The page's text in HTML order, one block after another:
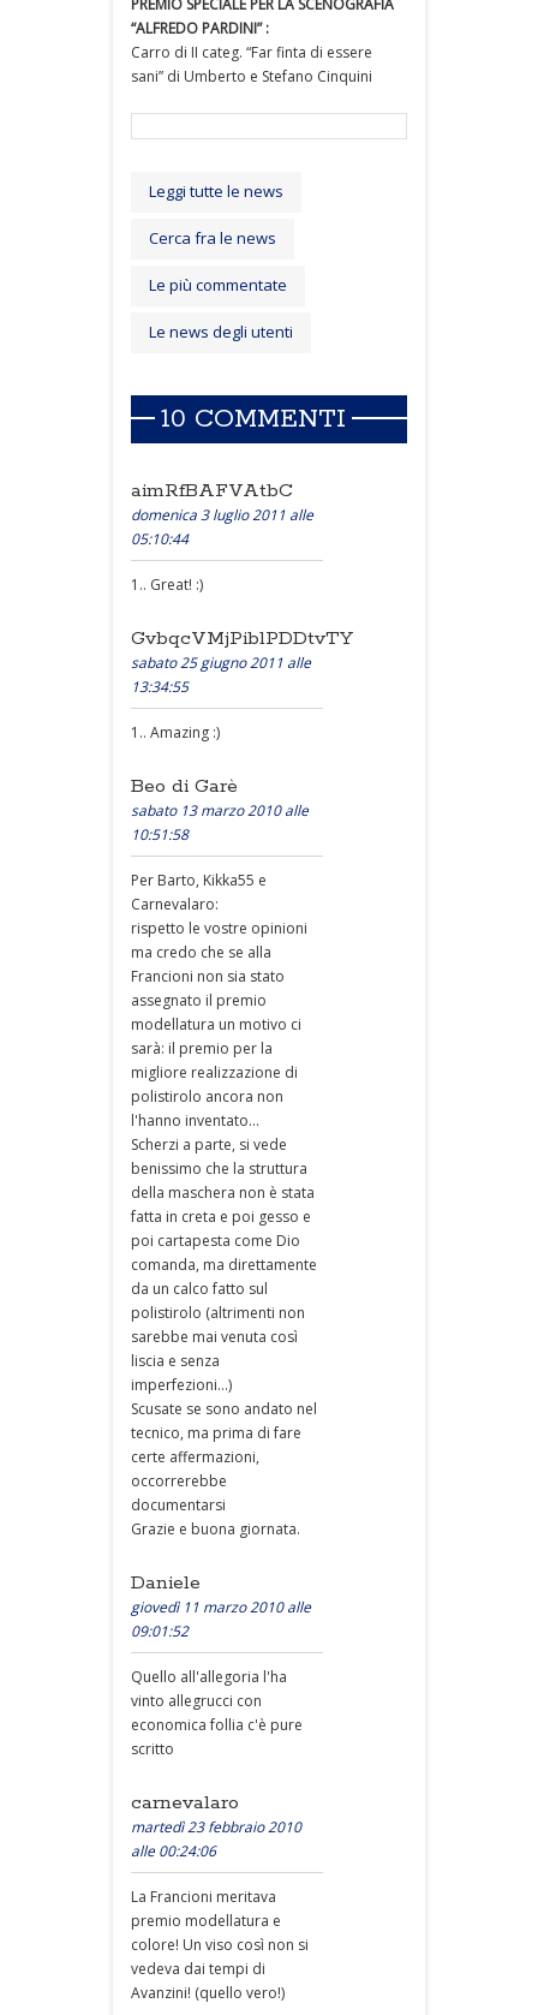
PREMIO SPECIALE PER LA SCENOGRAFIA
“ALFREDO PARDINI” :
Carro di II categ. “Far finta di essere
sani” di Umberto e Stefano Cinquini
Leggi tutte le news
Cerca fra le news
Le più commentate
Le news degli utenti
10 COMMENTI
aimRfBAFVAtbC
domenica 3 luglio 2011 alle
05:10:44
1.. Great! :)
GvbqcVMjPiblPDDtvTY
sabato 25 giugno 2011 alle
13:34:55
1.. Amazing :)
Beo di Garè
sabato 13 marzo 2010 alle
10:51:58
Per Barto, Kikka55 e
Carnevalaro:
rispetto le vostre opinioni
ma credo che se alla
Francioni non sia stato
assegnato il premio
modellatura un motivo ci
sarà: il premio per la
migliore realizzazione di
polistirolo ancora non
l'hanno inventato...
Scherzi a parte, si vede
benissimo che la struttura
della maschera non è stata
fatta in creta e poi gesso e
poi cartapesta come Dio
comanda, ma direttamente
da un calco fatto sul
polistirolo (altrimenti non
sarebbe mai venuta così
liscia e senza
imperfezioni...)
Scusate se sono andato nel
tecnico, ma prima di fare
certe affermazioni,
occorrerebbe
documentarsi
Grazie e buona giornata.
Daniele
giovedì 11 marzo 2010 alle
09:01:52
Quello all'allegoria l'ha
vinto allegrucci con
economica follia c'è pure
scritto
carnevalaro
martedì 23 febbraio 2010
alle 00:24:06
La Francioni meritava
premio modellatura e
colore! Un viso così non si
vedeva dai tempi di
Avanzini! (quello vero!)